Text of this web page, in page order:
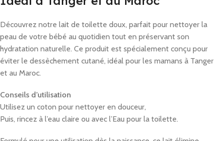
Découvrez notre lait de toilette doux, parfait pour nettoyer la
peau de votre bébé au quotidien tout en préservant son
hydratation naturelle. Ce produit est spécialement conçu pour
éviter le dessèchement cutané, idéal pour les mamans à Tanger
et au Maroc.
Conseils d’utilisation
Utilisez un coton pour nettoyer en douceur,
Puis, rincez à l’eau claire ou avec l’Eau pour la toilette.